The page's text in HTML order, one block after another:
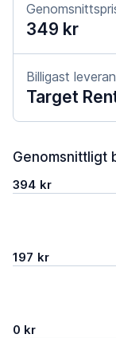
349 kr
Billigast
Target
Genomsnittligt
394 kr
197 kr
0 kr